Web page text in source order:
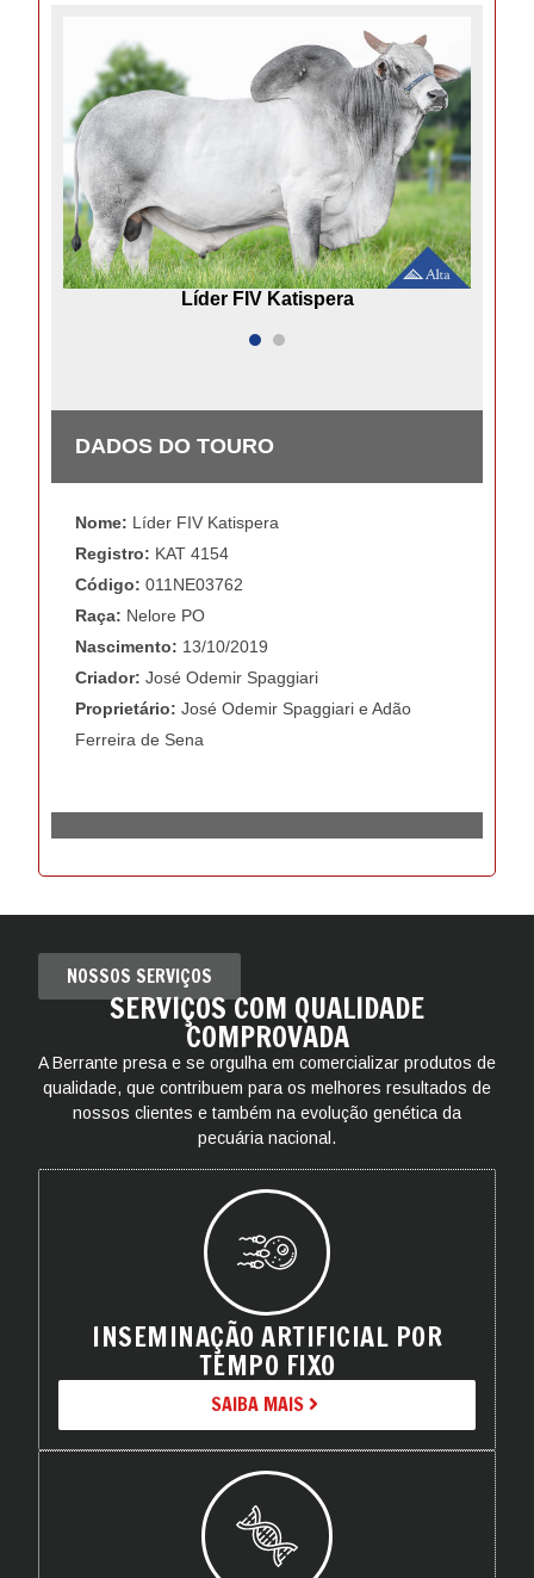
NOSSOS SERVIÇOS
SERVIÇOS COM QUALIDADE
COMPROVADA
A Berrante presa e se orgulha em comercializar produtos de
qualidade, que contribuem para os melhores resultados de
nossos clientes e também na evolução genética da
pecuária nacional.
INSEMINAÇÃO ARTIFICIAL POR
TEMPO FIXO
SAIBA MAIS